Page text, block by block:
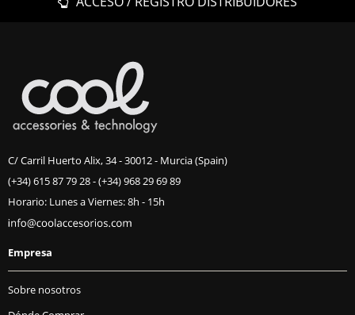
C/ Carril Huerto Alix, 34 - 30012 - Murcia (Spain)
(+34) 615 87 79 28-(+34) 968 29 69 89
Horario: Lunes a Viernes: 8h - 15h
Empresa
Sobre nosotros